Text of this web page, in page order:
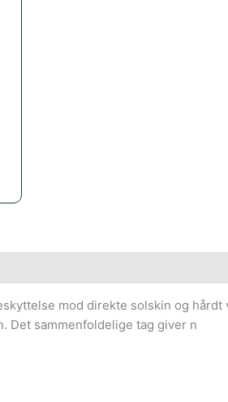
mod direkte solskin og
Det sammenfoldelige tag giver n